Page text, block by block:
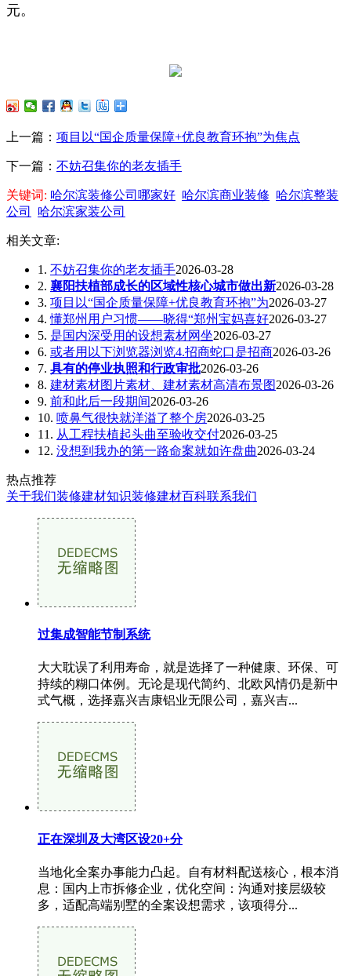
元。
上一篇： 项目以“国企质量保障+优良教育环抱”为焦点
下一篇： 不妨召集你的老友插手
关键词: 哈尔滨装修公司哪家好 哈尔滨商业装修 哈尔滨整装
公司
哈尔滨家装公司
相关文章:
1. 不妨召集你的老友插手2026-03-28
2. 襄阳扶植部成长的区域性核心城市做出新2026-03-28
3. 项目以“国企质量保障+优良教育环抱”为2026-03-27
4.懂郑州用户习惯——晓得“郑州宝妈喜好2026-03-27
5. 是国内深受用的设想素材网坐2026-03-27
6. 或者用以下浏览器浏览4.招商蛇口是招商2026-03-26
7. 具有的停业执照和行政审批2026-03-26
8. 建材素材图片素材、建材素材高清布景图2026-03-26
9. 前和此后一段期间2026-03-26
10. 喷鼻气很快就洋溢了整个房2026-03-25
11. 从工程扶植起头曲至验收交付2026-03-25
12. 没想到我办的第一路命案就如许盘曲2026-03-24
热点推荐
关于我们装修建材知识装修建材百科联系我们
过集成智能节制系统
大大耽误了利用寿命，就是选择了一种健康、环保、可
持续的糊口体例。无论是现代简约、北欧风情仍是新中
式气概，选择嘉兴吉康铝业无限公司，嘉兴吉...
正在深圳及大湾区设20+分
当地化全案办事能力凸起。自有材料配送核心，根本消
息：国内上市拆修企业，优化空间：沟通对接层级较
多，适配高端别墅的全案设想需求，该项得分...